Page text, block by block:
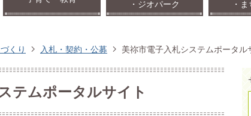
・ジオパーク
・
くり 入札・契約・公募 美祢市電子入札システムポータル
テムポータルサイト